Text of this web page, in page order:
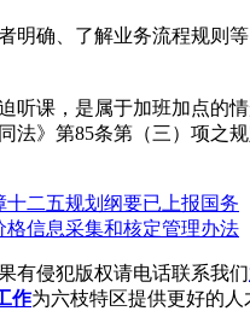
确、了解业务流程规则
课，是属于加班加点的
法》第85条第（三）项之
十二五规划纲要已上报国务
格信息采集和核定管理办法
有侵犯版权请电话联系我们
作为六枝特区提供更好的人